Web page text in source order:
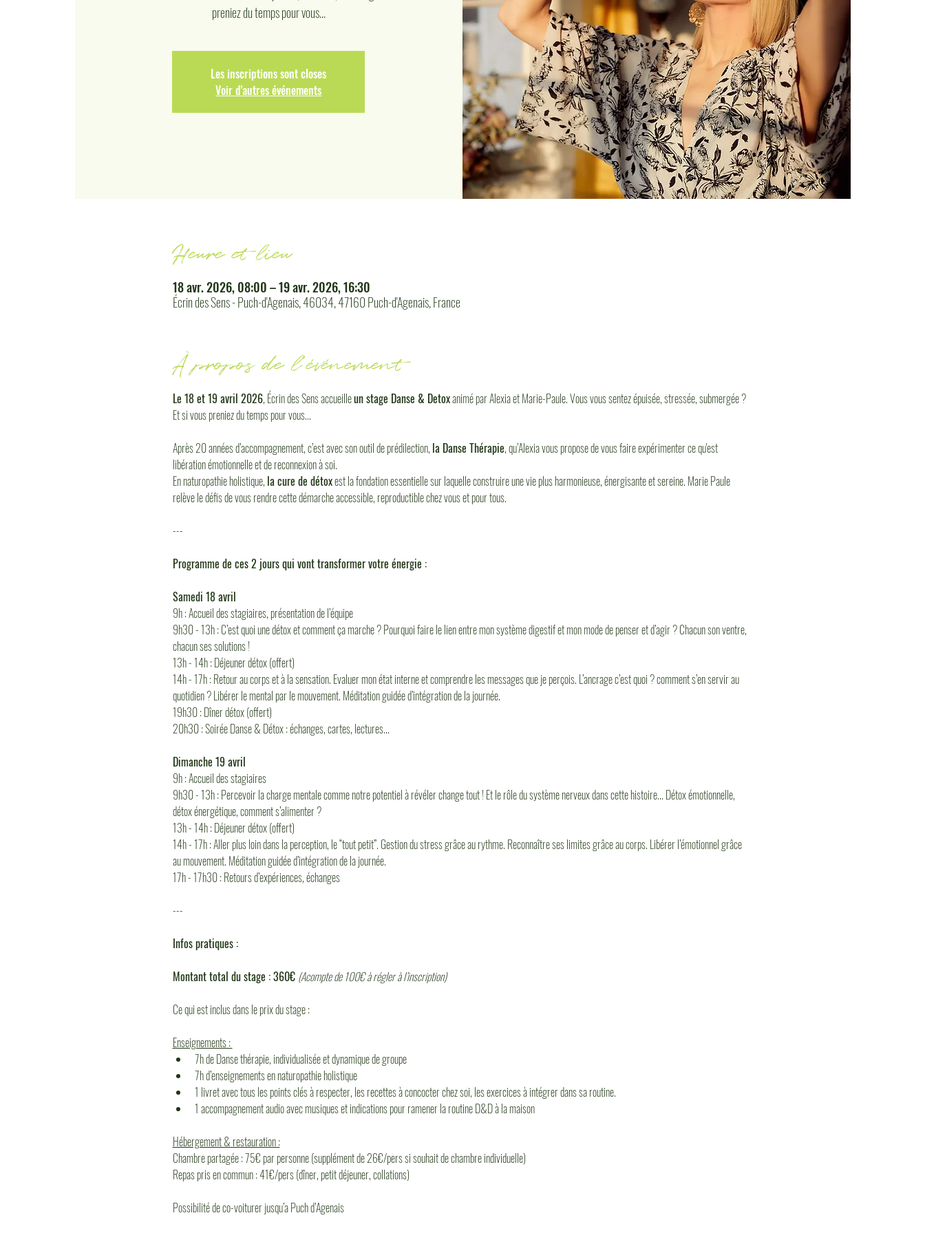
preniez du temps pour vous...
Les inscriptions sont closes
Voir d'autres événements
Heure et lieu
18 avr. 2026, 08:00 – 19 avr. 2026, 16:30
Écrin des Sens - Puch-d'Agenais, 46034, 47160 Puch-d'Agenais, France
À propos de l'événement
Le 18 et 19 avril 2026, Écrin des Sens accueille un stage Danse & Detox animé par Alexia et Marie-Paule. Vous vous sentez épuisée, stressée, submergée ?
Et si vous preniez du temps pour vous...
Après 20 années d’accompagnement, c’est avec son outil de prédilection, la Danse Thérapie, qu’Alexia vous propose de vous faire expérimenter ce qu'est
libération émotionnelle et de reconnexion à soi.
En naturopathie holistique, la cure de détox est la fondation essentielle sur laquelle construire une vie plus harmonieuse, énergisante et sereine. Marie Paule
relève le défis de vous rendre cette démarche accessible, reproductible chez vous et pour tous.
---
Programme de ces 2 jours qui vont transformer votre énergie :
Samedi 18 avril
9h : Accueil des stagiaires, présentation de l’équipe
9h30 - 13h : C’est quoi une détox et comment ça marche ? Pourquoi faire le lien entre mon système digestif et mon mode de penser et d’agir ? Chacun son ventre,
chacun ses solutions !
13h - 14h : Déjeuner détox (offert)
14h - 17h : Retour au corps et à la sensation. Evaluer mon état interne et comprendre les messages que je perçois. L’ancrage c’est quoi ? comment s’en servir au
quotidien ? Libérer le mental par le mouvement. Méditation guidée d’intégration de la journée.
19h30 : Dîner détox (offert)
20h30 : Soirée Danse & Détox : échanges, cartes, lectures...
Dimanche 19 avril
9h : Accueil des stagiaires
9h30 - 13h : Percevoir la charge mentale comme notre potentiel à révéler change tout ! Et le rôle du système nerveux dans cette histoire... Détox émotionnelle,
détox énergétique, comment s’alimenter ?
13h - 14h : Déjeuner détox (offert)
14h - 17h : Aller plus loin dans la perception, le “tout petit”. Gestion du stress grâce au rythme. Reconnaître ses limites grâce au corps. Libérer l’émotionnel grâce
au mouvement. Méditation guidée d’intégration de la journée.
17h - 17h30 : Retours d’expériences, échanges
---
Infos pratiques :
Montant total du stage : 360€ (Acompte de 100€ à régler à l’inscription)
Ce qui est inclus dans le prix du stage :
Enseignements :
7h de Danse thérapie, individualisée et dynamique de groupe
7h d’enseignements en naturopathie holistique
1 livret avec tous les points clés à respecter, les recettes à concocter chez soi, les exercices à intégrer dans sa routine.
1 accompagnement audio avec musiques et indications pour ramener la routine D&D à la maison
Hébergement & restauration :
Chambre partagée : 75€ par personne (supplément de 26€/pers si souhait de chambre individuelle)
Repas pris en commun : 41€/pers (dîner, petit déjeuner, collations)
Possibilité de co-voiturer jusqu’a Puch d’Agenais